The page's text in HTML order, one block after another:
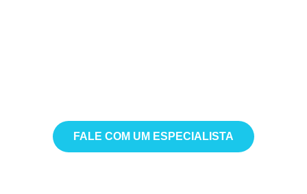
FALE COM UM ESPECIALISTA